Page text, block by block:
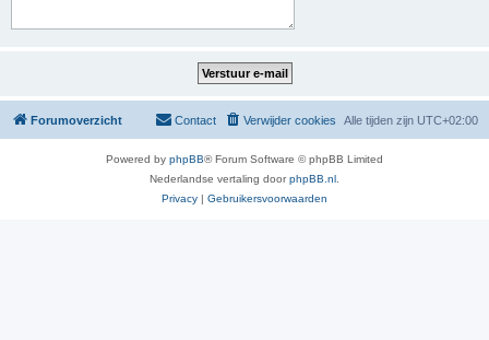
Forumoverzicht Alle tijden zijn UTC+02:00
Verwijder cookies
Contact
Powered by phpBB® Forum Software © phpBB Limited
Nederlandse vertaling doorphpBB.nl
Privacy | Gebruikersvoorwaarden